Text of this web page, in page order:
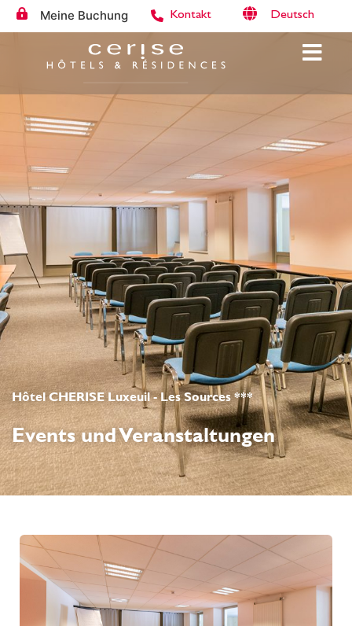
Meine Buchung Kontakt Deutsch
Hôtel CHERISE Luxeuil - Les Sources ***
Events und Veranstaltungen